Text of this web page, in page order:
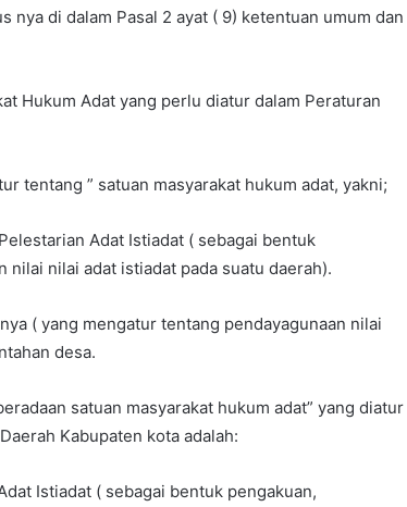
di dalam Pasal 2 ayat ( 9) ketentuan umum dan
Hukum Adat yang perlu diatur dalam Peraturan
tentang ” satuan masyarakat hukum adat, yakni;
Adat Istiadat ( sebagai bentuk
nilai nilai adat istiadat pada suatu daerah).
( yang mengatur tentang pendayagunaan nilai
desa.
satuan masyarakat hukum adat” yang diatur
Kabupaten kota adalah:
Istiadat ( sebagai bentuk pengakuan,